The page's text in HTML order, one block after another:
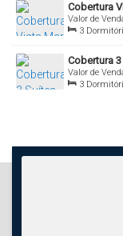
Cobertura
Valor de
Bombinhas,
3
Total: 200.00
Cobertura
Valor de
Bombinhas,
3